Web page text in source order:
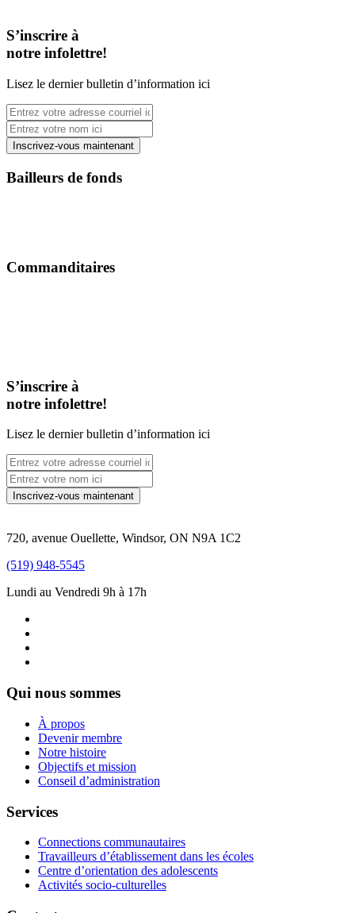
S’inscrire à
notre infolettre!
Lisez le dernier bulletin d’information ici
Bailleurs de fonds
Commanditaires
S’inscrire à
notre infolettre!
Lisez le dernier bulletin d’information ici
720, avenue Ouellette, Windsor, ON N9A 1C2
(519) 948-5545
Lundi au Vendredi 9h à 17h
Qui nous sommes
À propos
Devenir membre
Notre histoire
Objectifs et mission
Conseil d’administration
Services
Connections communautaires
Travailleurs d’établissement dans les écoles
Centre d’orientation des adolescents
Activités socio-culturelles